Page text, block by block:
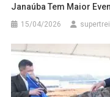
Janaúba Tem Maior
15/04/2026